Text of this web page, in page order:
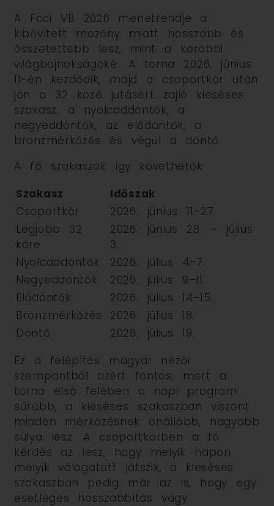
A Foci VB 2026 menetrendje a
kibővített mezőny miatt hosszabb és
összetettebb lesz, mint a korábbi
világbajnokságoké. A torna 2026. június
11-én kezdődik, majd a csoportkör után
jön a 32 közé jutásért zajló kieséses
szakasz, a nyolcaddöntők, a
negyeddöntők, az elődöntők, a
bronzmérkőzés és végül a döntő.
A fő szakaszok így követhetők:
Szakasz
Időszak
Csoportkör
2026. június 11–27.
Legjobb 32
köre
2026. június 28. – július
3.
Nyolcaddöntők
2026. július 4–7.
Negyeddöntők
2026. július 9–11.
Elődöntők
2026. július 14–15.
Bronzmérkőzés
2026. július 18.
Döntő
2026. július 19.
Ez a felépítés magyar nézői
szempontból azért fontos, mert a
torna első felében a napi program
sűrűbb, a kieséses szakaszban viszont
minden mérkőzésnek önállóbb, nagyobb
súlya lesz. A csoportkörben a fő
kérdés az lesz, hogy melyik napon
melyik válogatott játszik, a kieséses
szakaszban pedig már az is, hogy egy
esetleges hosszabbítás vagy